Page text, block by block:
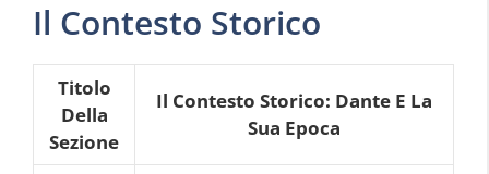
Il Contesto Storico
Titolo
Della
Sezione
Il Contesto Storico: Dante E La
Sua Epoca